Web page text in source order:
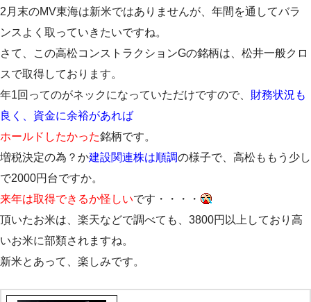
2月末のMV東海は新米ではありませんが、年間を通してバラ
ンスよく取っていきたいですね。
さて、この高松コンストラクションGの銘柄は、松井一般クロ
スで取得しております。
年1回ってのがネックになっていただけですので、 財務状況も
良く、資金に余裕があれば
ホールドしたかった銘柄です。
増税決定の為？か建設関連株は順調の様子で、高松ももう少し
で2000円台ですか。
来年は取得できるか怪しいです・・・・
頂いたお米は、楽天などで調べても、3800円以上しており高
いお米に部類されますね。
新米とあって、楽しみです。